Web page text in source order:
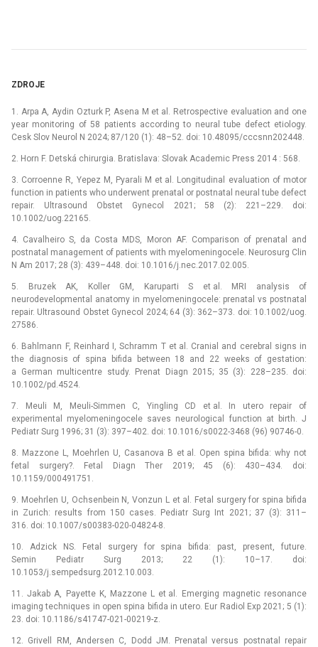
ZDROJE
1. Arpa A, Aydin Ozturk P, Asena M et al. Retrospective evaluation and one
year monitoring of 58 patients according to neural tube defect etiology.
Cesk Slov Neurol N 2024; 87/120 (1): 48–52. doi: 10.48095/cccsnn202448.
2. Horn F. Detská chirurgia. Bratislava: Slovak Academic Press 2014 : 568.
3. Corroenne R, Yepez M, Pyarali M et al. Longitudinal evaluation of motor
function in patients who underwent prenatal or postnatal neural tube defect
repair. Ultrasound Obstet Gynecol 2021; 58 (2): 221–229. doi:
10.1002/uog.22165.
4. Cavalheiro S, da Costa MDS, Moron AF. Comparison of prenatal and
postnatal management of patients with myelomeningocele. Neurosurg Clin
N Am 2017; 28 (3): 439–448. doi: 10.1016/j.nec.2017.02.005.
5. Bruzek AK, Koller GM, Karuparti S et al. MRI analysis of
neurodevelopmental anatomy in myelomeningocele: prenatal vs postnatal
repair. Ultrasound Obstet Gynecol 2024; 64 (3): 362–373. doi: 10.1002/uog.
27586.
6. Bahlmann F, Reinhard I, Schramm T et al. Cranial and cerebral signs in
the diagnosis of spina bifida between 18 and 22 weeks of gestation:
a German multicentre study. Prenat Diagn 2015; 35 (3): 228–235. doi:
10.1002/pd.4524.
7. Meuli M, Meuli-Simmen C, Yingling CD et al. In utero repair of
experimental myelomeningocele saves neurological function at birth. J
Pediatr Surg 1996; 31 (3): 397–402. doi: 10.1016/s0022-3468 (96) 90746-0.
8. Mazzone L, Moehrlen U, Casanova B et al. Open spina bifida: why not
fetal surgery?. Fetal Diagn Ther 2019; 45 (6): 430–434. doi:
10.1159/000491751.
9. Moehrlen U, Ochsenbein N, Vonzun L et al. Fetal surgery for spina bifida
in Zurich: results from 150 cases. Pediatr Surg Int 2021; 37 (3): 311–
316. doi: 10.1007/s00383-020-04824-8.
10. Adzick NS. Fetal surgery for spina bifida: past, present, future.
Semin Pediatr Surg 2013; 22 (1): 10–17. doi:
10.1053/j.sempedsurg.2012.10.003.
11. Jakab A, Payette K, Mazzone L et al. Emerging magnetic resonance
imaging techniques in open spina bifida in utero. Eur Radiol Exp 2021; 5 (1):
23. doi: 10.1186/s41747-021-00219-z.
12. Grivell RM, Andersen C, Dodd JM. Prenatal versus postnatal repair